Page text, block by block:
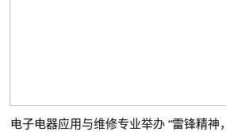
电子电器应用与维修专业举办 “雷锋精神